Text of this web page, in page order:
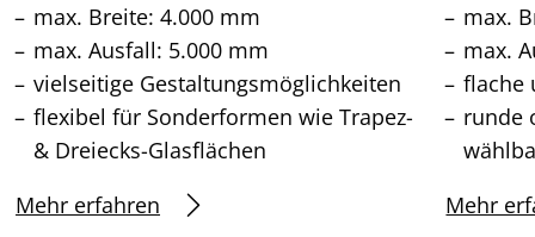
max. Breite: 4.000 mm
max. Ausfall: 5.000 mm
vielseitige Gestaltungsmöglichkeiten
flexibel für Sonderformen wie Trapez-
& Dreiecks-Glasflächen
Mehr erfahren
max.
max.
flache
runde
Mehr